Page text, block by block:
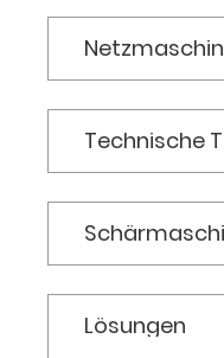
FROTTEEHANDTUCH
Technische
Lösungen